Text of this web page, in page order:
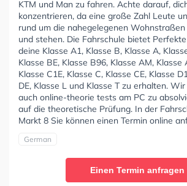
KTM und Man zu fahren. Achte darauf,
konzentrieren, da eine große Zahl Leute
rund um die nahegelegenen
und stehen. Die Fahrschule bietet
deine Klasse A1, Klasse B, Klasse A,
Klasse BE, Klasse B96, Klasse AM, Klasse
Klasse C1E, Klasse C, Klasse CE, Klasse
DE, Klasse L und Klasse T zu erhalten.
auch online-theorie tests am PC zu
auf die theoretische Prüfung. In der
Markt 8 Sie können einen Termin online
German
Einen Termin anfragen